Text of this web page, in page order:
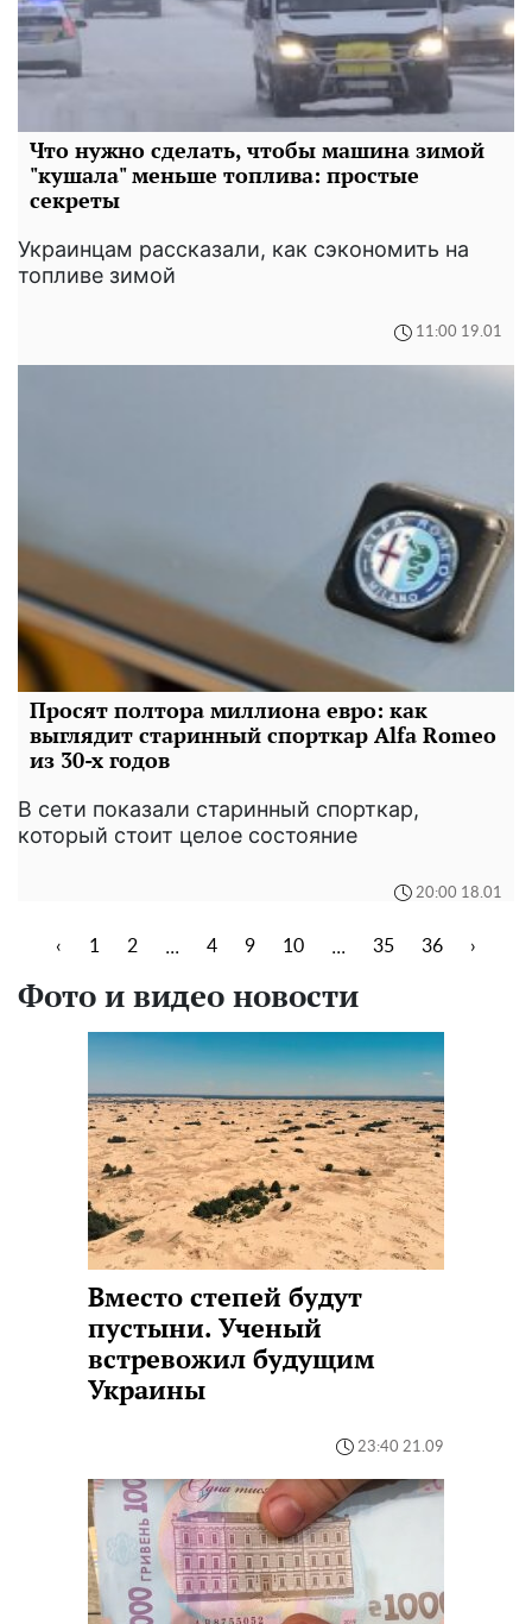
Что нужно сделать, чтобы машина зимой
"кушала" меньше топлива: простые
секреты
Украинцам рассказали, как сэкономить на
топливе зимой
11:00 19.01
Просят полтора миллиона евро: как
выглядит старинный спорткар Alfa Romeo
из 30-х годов
В сети показали старинный спорткар,
который стоит целое состояние
20:00 18.01
‹ 1 2 ... 4 9 10 ... 35 36 ›
Фото и видео новости
Вместо степей будут
пустыни. Ученый
встревожил будущим
Украины
23:40 21.09